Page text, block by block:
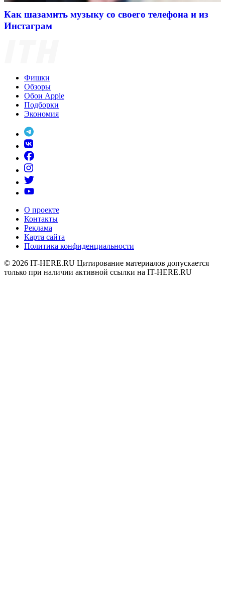
Как шазамить музыку со своего телефона и из
Инстаграм
Фишки
Обзоры
Обои Apple
Подборки
Экономия
О проекте
Контакты
Реклама
Карта сайта
Политика конфиденциальности
© 2026 IT-HERE.RU Цитирование материалов допускается
только при наличии активной ссылки на IT-HERE.RU